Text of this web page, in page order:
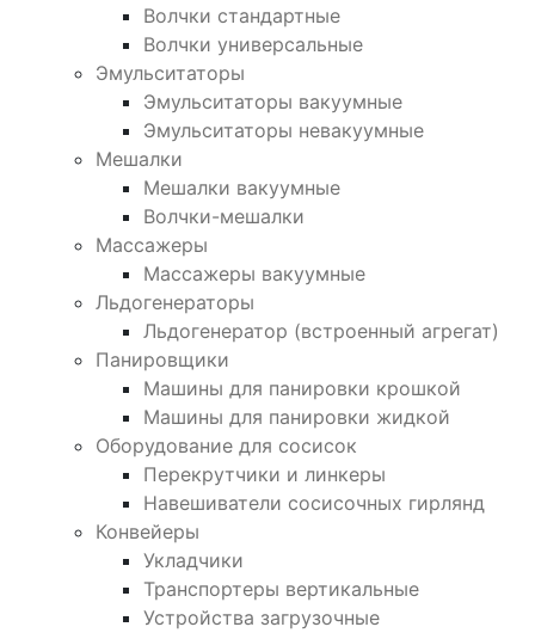
Волчки стандартные
Волчки универсальные
Эмульситаторы
Эмульситаторы вакуумные
Эмульситаторы невакуумные
Мешалки
Мешалки вакуумные
Волчки-мешалки
Массажеры
Массажеры вакуумные
Льдогенераторы
Льдогенератор (встроенный агрегат)
Панировщики
Машины для панировки крошкой
Машины для панировки жидкой
Оборудование для сосисок
Перекрутчики и линкеры
Навешиватели сосисочных гирлянд
Конвейеры
Укладчики
Транспортеры вертикальные
Устройства загрузочные